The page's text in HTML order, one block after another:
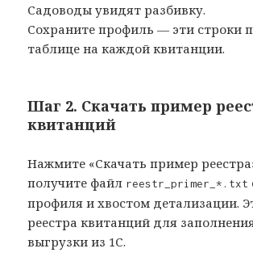
Садоводы увидят разбивку.
Сохраните профиль — эти строки
таблице на каждой квитанции.
Шаг 2. Скачать пример
квитанций
Нажмите «Скачать пример
получите файл reestr_primer_*.txt
профиля и хвостом детализации.
реестра квитанций для
выгрузки из 1С.